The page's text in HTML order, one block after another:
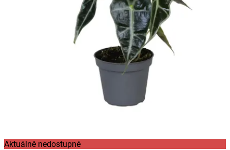
Aktuálně nedostupné